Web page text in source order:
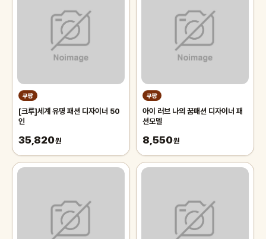
쿠팡
[크루]세계 유명 패션 디자이너 50
인
35,820원
쿠팡
아이 러브 나의 꿈패션 디자이너 패
션모델
8,550원